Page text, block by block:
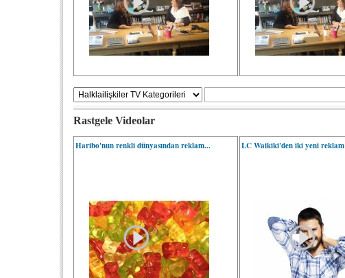
Rastgele Videolar
Haribo'nun renkli dünyasından reklam... LC Waikiki'den iki yeni reklam